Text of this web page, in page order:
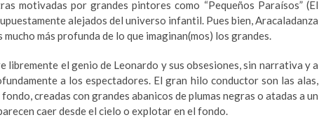
motivadas por grandes pintores como “Pequeños Paraísos” (El
alejados del universo infantil. Pues bien, Aracaladanza
más profunda de lo que imaginan(mos) los grandes.
el genio de Leonardo y sus obsesiones, sin narrativa y a
a los espectadores. El gran hilo conductor son las alas,
creadas con grandes abanicos de plumas negras o atadas a un
caer desde el cielo o explotar en el fondo.